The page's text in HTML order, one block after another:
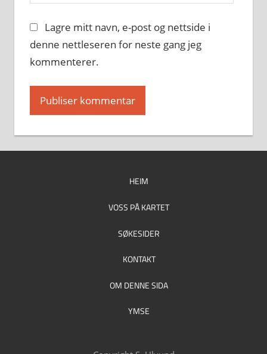
Lagre mitt navn, e-post og nettside i
denne nettleseren for neste gang jeg
kommenterer.
HEIM
VOSS PÅ KARTET
SØKESIDER
KONTAKT
OM DENNE SIDA
YMSE